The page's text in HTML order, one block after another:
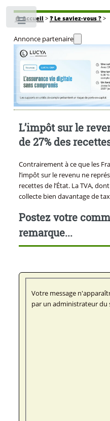
🏠Accueil > ❓ Le saviez-vous ?>
Annonce partenaire
L’impôt sur le
de 27% des
Contrairement à ce que les
l’impôt sur le revenu ne
recettes de l’État. La TVA,
collecte bien davantage de
Postez votre
remarque...
Votre message
par un administrateur du
Toggle